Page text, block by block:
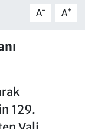
A- A+
129.